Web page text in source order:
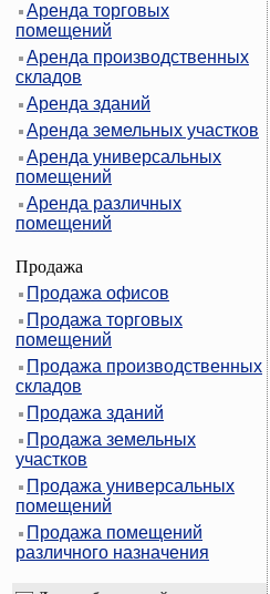
Аренда торговых
помещений
Аренда производственных
складов
Аренда зданий
Аренда земельных участков
Аренда универсальных
помещений
Аренда различных
помещений
Продажа
Продажа офисов
Продажа торговых
помещений
Продажа производственных
складов
Продажа зданий
Продажа земельных
участков
Продажа универсальных
помещений
Продажа помещений
различного назначения